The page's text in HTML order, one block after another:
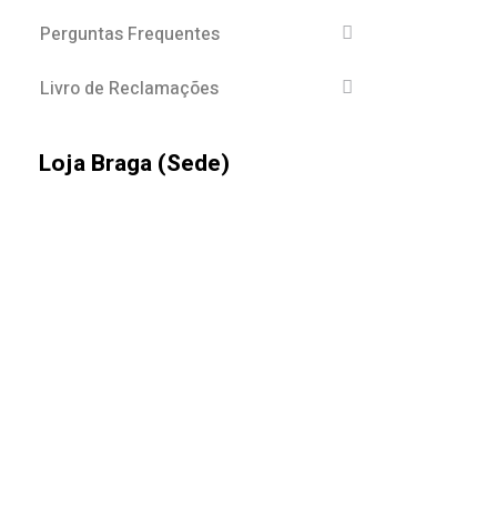
Perguntas Frequentes
Livro de Reclamações
Loja Braga (Sede)